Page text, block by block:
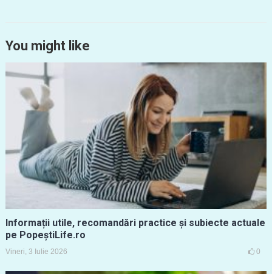
You might like
Informații utile, recomandări practice și subiecte actuale
pe PopeștiLife.ro
Vineri, 3 Iulie 2026 0